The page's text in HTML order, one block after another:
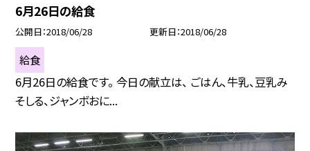
6月26日の給食
公開日 2018/06/28 更新日 2018/06/28
給食
6月26日の給食です。 今日の献立は、 ごはん、牛乳、豆乳み
そしる、ジャンボおに...